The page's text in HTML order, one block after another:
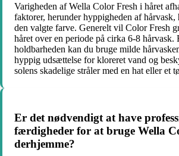
Varigheden af Wella Color Fresh i håret
faktorer, herunder hyppigheden af hårvask,
den valgte farve. Generelt vil Color Fresh
håret over en periode på cirka 6-8
holdbarheden kan du bruge milde
hyppig udsættelse for kloreret vand og
solens skadelige stråler med en hat eller et
Er det nødvendigt at have
færdigheder for at bruge Wella
derhjemme?